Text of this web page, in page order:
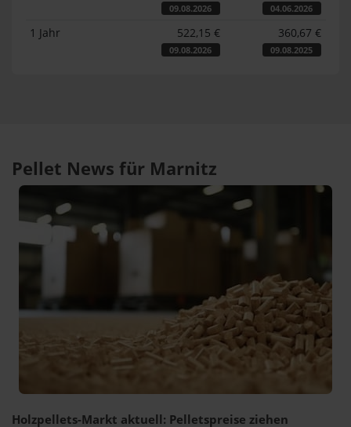
09.08.2026 04.06.2026
1 Jahr 522,15 €
09.08.2026
360,67 €
09.08.2025
Pellet News für Marnitz
Holzpellets-Markt aktuell: Pelletspreise ziehen